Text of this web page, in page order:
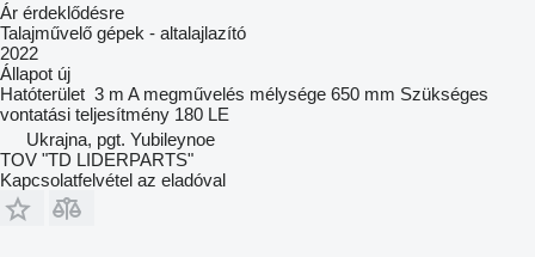
Ár érdeklődésre
Talajművelő gépek - altalajlazító
2022
Állapot új
Hatóterület 3 m A megművelés mélysége 650 mm Szükséges
vontatási teljesítmény 180 LE
Ukrajna, pgt. Yubileynoe
TOV "TD LIDERPARTS"
Kapcsolatfelvétel az eladóval